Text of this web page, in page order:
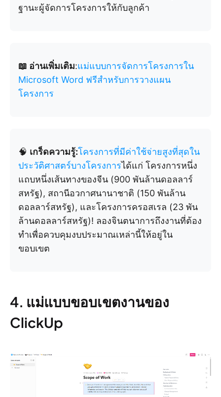
ฐานะผู้จัดการโครงการให้กับลูกค้า
📖 อ่านเพิ่มเติม:แม่แบบการจัดการโครงการใน
Microsoft Word ฟรีสำหรับการวางแผน
โครงการ
🧠 เกร็ดความรู้:โครงการที่มีค่าใช้จ่ายสูงที่สุดใน
ประวัติศาสตร์บางโครงการได้แก่ โครงการหนึ่ง
แถบหนึ่งเส้นทางของจีน (900 พันล้านดอลลาร์
สหรัฐ), สถานีอวกาศนานาชาติ (150 พันล้าน
ดอลลาร์สหรัฐ), และโครงการครอสเรล (23 พัน
ล้านดอลลาร์สหรัฐ)! ลองจินตนาการถึงงานที่ต้อง
ทำเพื่อควบคุมงบประมาณเหล่านี้ให้อยู่ใน
ขอบเขต
4. แม่แบบขอบเขตงานของ
ClickUp